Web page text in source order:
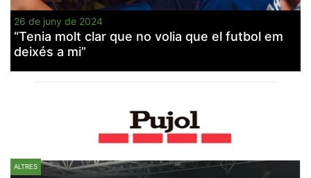
26 de juny de 2024
“Tenia molt clar que no volia que el futbol em
deixés a mi”
ALTRES